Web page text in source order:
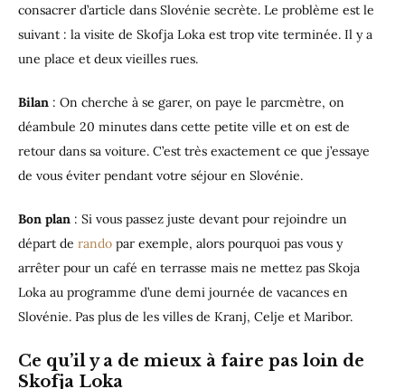
consacrer d’article dans Slovénie secrète. Le problème est le
suivant : la visite de Skofja Loka est trop vite terminée. Il y a
une place et deux vieilles rues.
Bilan : On cherche à se garer, on paye le parcmètre, on
déambule 20 minutes dans cette petite ville et on est de
retour dans sa voiture. C’est très exactement ce que j’essaye
de vous éviter pendant votre séjour en Slovénie.
Bon plan : Si vous passez juste devant pour rejoindre un
départ de rando par exemple, alors pourquoi pas vous y
arrêter pour un café en terrasse mais ne mettez pas Skoja
Loka au programme d’une demi journée de vacances en
Slovénie. Pas plus de les villes de Kranj, Celje et Maribor.
Ce qu’il y a de mieux à faire pas loin de
Skofja Loka